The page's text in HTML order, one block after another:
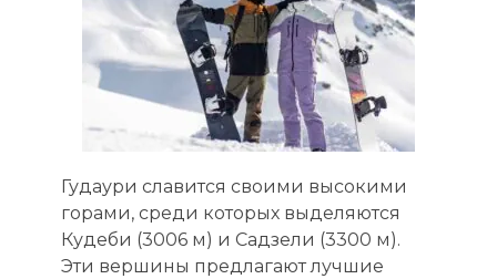
Гудаури славится своими высокими
горами, среди которых выделяются
Кудеби (3006 м) и Садзели (3300 м).
Эти вершины предлагают лучшие